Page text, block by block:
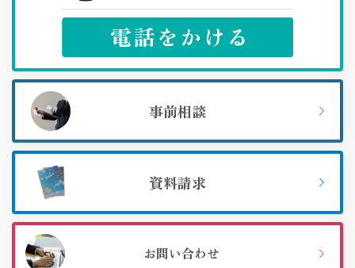
事前相談
資料請求
お問い合わせ